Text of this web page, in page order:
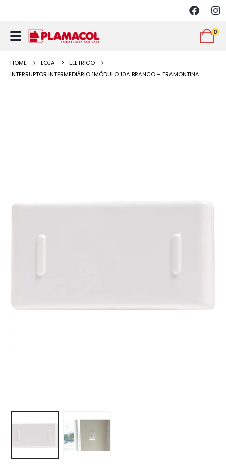
0
HOME LOJA
ELETRICO
INTERRUPTOR INTERMEDIÁRIO 1MÓDULO 10A BRANCO – TRAMONTINA